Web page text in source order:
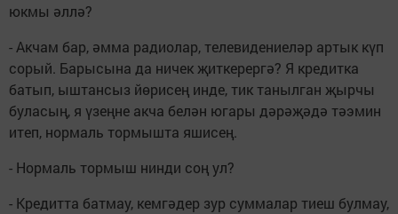
юкмы әллә?
- Акчам бар, әмма радиолар, телевидениеләр артык күп
сорый. Барысына да ничек җиткерергә? Я кредитка
батып, ыштансыз йөрисең инде, тик танылган җырчы
буласың, я үзеңне акча белән югары дәрәҗәдә тәэмин
итеп, нормаль тормышта яшисең.
- Нормаль тормыш нинди соң ул?
- Кредитта батмау, кемгәдер зур суммалар тиеш булмау,